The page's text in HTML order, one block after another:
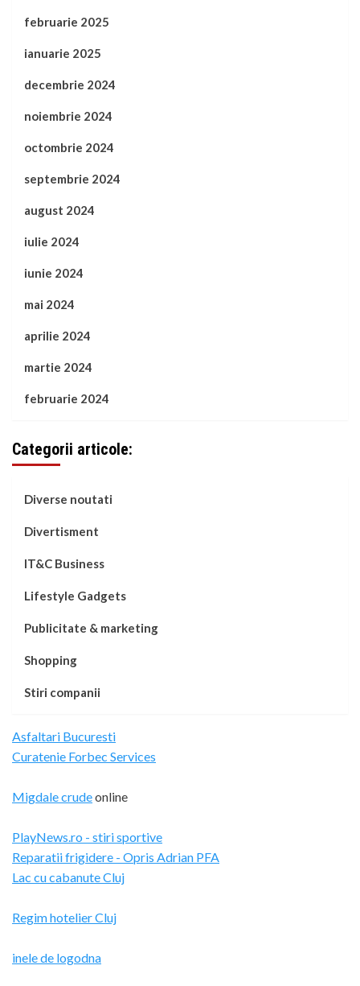
februarie 2025
ianuarie 2025
decembrie 2024
noiembrie 2024
octombrie 2024
septembrie 2024
august 2024
iulie 2024
iunie 2024
mai 2024
aprilie 2024
martie 2024
februarie 2024
Categorii articole:
Diverse noutati
Divertisment
IT&C Business
Lifestyle Gadgets
Publicitate & marketing
Shopping
Stiri companii
Asfaltari Bucuresti
Curatenie Forbec Services
Migdale crudeonline
PlayNews.ro - stiri sportive
Reparatii frigidere - Opris Adrian PFA
Lac cu cabanute Cluj
Regim hotelier Cluj
inele de logodna